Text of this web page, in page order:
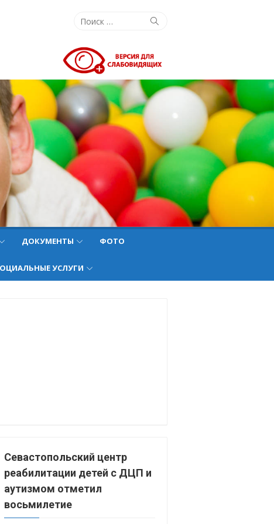
Поиск: Поиск
ДОКУМЕНТЫ ФОТО
УСЛУГИ
Севастопольский центр
реабилитации детей с ДЦП и
аутизмом отметил
восьмилетие